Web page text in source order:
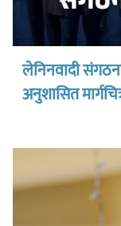
लेनिनवादी
अनुशासित